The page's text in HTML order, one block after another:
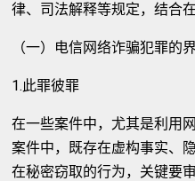
律、司法解释等规定，结合
（一）电信网络诈骗犯罪的
1.此罪彼罪
在一些案件中，尤其是利用
案件中，既存在虚构事实、
在秘密窃取的行为，关键要